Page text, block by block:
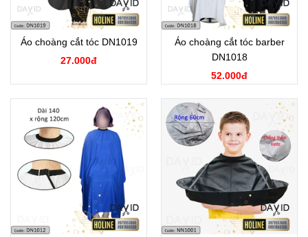
Áo choàng cắt tóc DN1019
27.000đ
Áo choàng cắt tóc barber
DN1018
52.000đ